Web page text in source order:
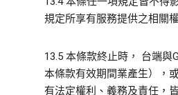
規定所享有服務提供之相關
13.5 本條款終止時， 台端
本條款有效期間業產生），
有法定權利、義務及責任，